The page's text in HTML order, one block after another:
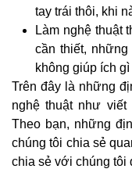
tay trái thôi, khi
Làm nghệ thuật
cần thiết,
không giúp ích
Trên đây là những
nghệ thuật như
Theo bạn, những
chúng tôi chia sẻ
chia sẻ với chúng tôi